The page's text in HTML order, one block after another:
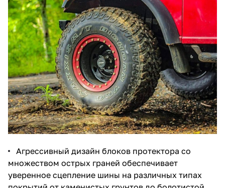
Агрессивный дизайн блоков протектора со
множеством острых граней обеспечивает
уверенное сцепление шины на различных типах